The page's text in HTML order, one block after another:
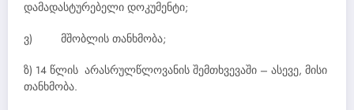
დამადასტურებელი დოკუმენტი;
ვ) მშობლის თანხმობა;
ზ) 14 წლის არასრულწლოვანის შემთხვევაში – ასევე, მისი
თანხმობა.